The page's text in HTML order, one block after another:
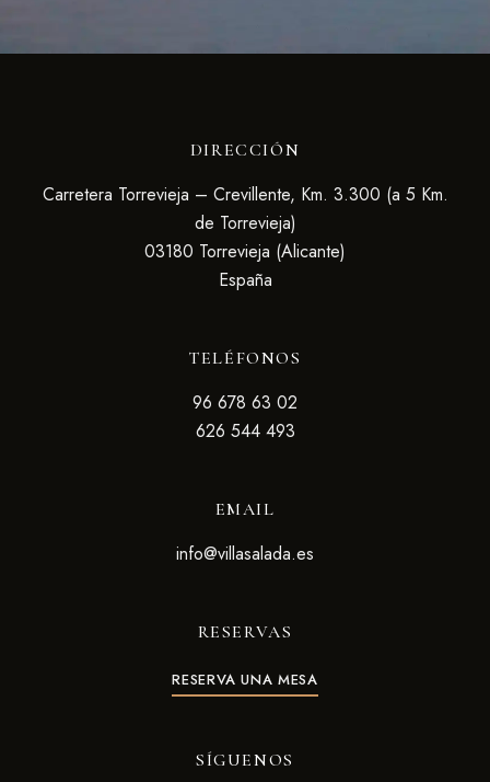
DIRECCIÓN
Carretera Torrevieja – Crevillente, Km. 3.300 (a 5 Km.
de Torrevieja)
03180 Torrevieja (Alicante)
España
TELÉFONOS
96 678 63 02
626 544 493
EMAIL
info@villasalada.es
RESERVAS
RESERVA UNA MESA
SÍGUENOS